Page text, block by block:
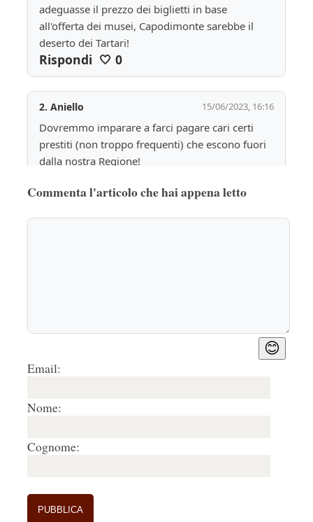
adeguasse il prezzo dei biglietti in base
all'offerta dei musei, Capodimonte sarebbe il
deserto dei Tartari!
Rispondi 🤍 0
2. Aniello 15/06/2023, 16:16
Dovremmo imparare a farci pagare cari certi
prestiti (non troppo frequenti) che escono fuori
dalla nostra Regione!
15/06/2023, 16:46
programmato già prima della formazione del
questo scempio,  il nuovo Ministro della Cultura
arte che è un bene pubblico e non un bene
privato di questo o quel direttore di Musei?
Commenta l'articolo che hai appena letto
😊
Email:
Nome:
Cognome: